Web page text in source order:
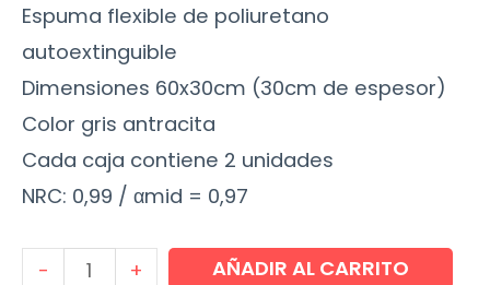
Espuma flexible de poliuretano
autoextinguible
Dimensiones 60x30cm (30cm de espesor)
Color gris antracita
Cada caja contiene 2 unidades
NRC: 0,99 / αmid = 0,97
-
Steep
+ AÑADIR AL CARRITO